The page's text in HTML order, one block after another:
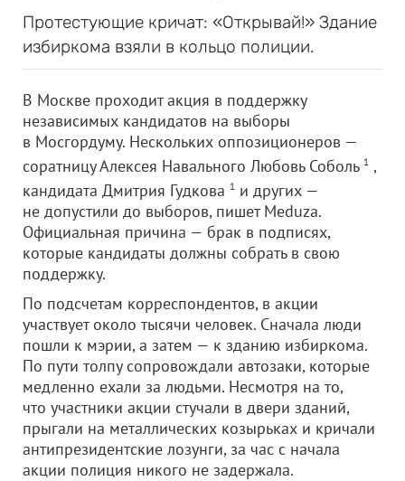
Протестующие кричат: «Открывай!» Здание
избиркома взяли в кольцо полиции.
В Москве проходит акция в поддержку
независимых кандидатов на выборы
в Мосгордуму. Нескольких оппозиционеров —
соратницу Алексея Навального Любовь Соболь 1 ,
кандидата Дмитрия Гудкова 1 и других —
не допустили до выборов, пишет Meduza.
Официальная причина — брак в подписях,
которые кандидаты должны собрать в свою
поддержку.
По подсчетам корреспондентов, в акции
участвует около тысячи человек. Сначала люди
пошли к мэрии, а затем — к зданию избиркома.
По пути толпу сопровождали автозаки, которые
медленно ехали за людьми. Несмотря на то,
что участники акции стучали в двери зданий,
прыгали на металлических козырьках и кричали
антипрезидентские лозунги, за час с начала
акции полиция никого не задержала.